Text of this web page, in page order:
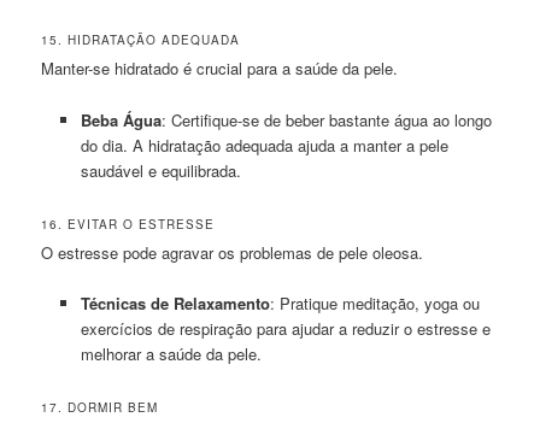
15. HIDRATAÇÃO ADEQUADA
Manter-se hidratado é crucial para a saúde da pele.
Beba Água: Certifique-se de beber bastante água ao longo
do dia. A hidratação adequada ajuda a manter a pele
saudável e equilibrada.
16. EVITAR O ESTRESSE
O estresse pode agravar os problemas de pele oleosa.
Técnicas de Relaxamento: Pratique meditação, yoga ou
exercícios de respiração para ajudar a reduzir o estresse e
melhorar a saúde da pele.
17. DORMIR BEM